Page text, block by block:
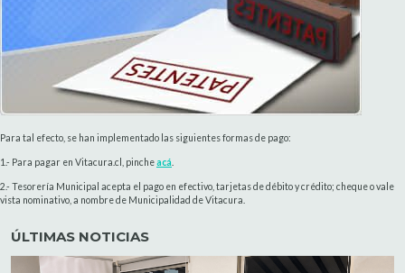
Para tal efecto, se han implementado las siguientes formas de pago:
1.- Para pagar en Vitacura.cl, pincheacá
2.- Tesorería Municipal acepta el pago en efectivo, tarjetas de débito y crédito; cheque o vale
vista nominativo, a nombre de Municipalidad de Vitacura.
ÚLTIMAS NOTICIAS